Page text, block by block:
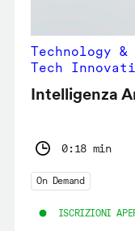
Technology
Tech
Intelligenza
0:18 min
On Demand
ISCRIZIONI